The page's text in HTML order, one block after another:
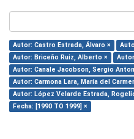
Autor: Castro Estrada, Álvaro ×
Autor: Briceño Ruiz, Alberto ×
Autor: Canale Jacobson, Sergio
Autor: Carmona Lara, María del
Autor: López Velarde Estrada,
Fecha: [1990 TO 1999] ×